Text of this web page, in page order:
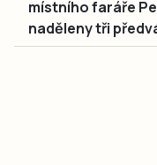
místního faráře
naděleny tři